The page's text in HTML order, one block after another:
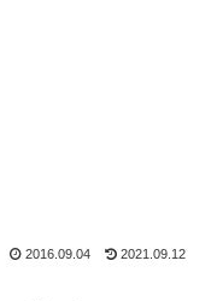
2016.09.04 2021.09.12